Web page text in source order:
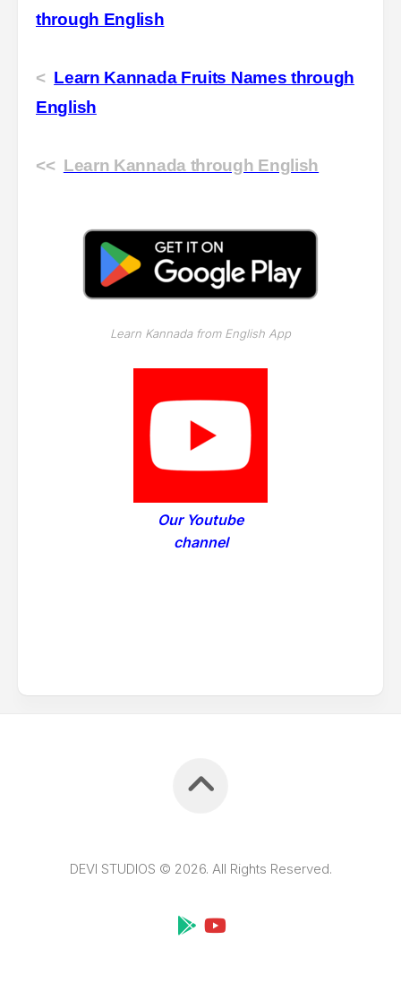
through English
< Learn Kannada Fruits Names through
English
<< Learn Kannada through English
Learn Kannada from English App
Our Youtube
channel
DEVI STUDIOS © 2026. All Rights Reserved.